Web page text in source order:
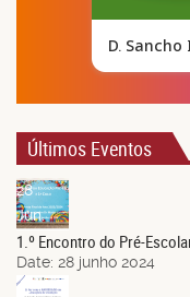
Últimos Eventos
28
Jun.
1.º Encontro do Pré-
Date: 28 junho 2024
21